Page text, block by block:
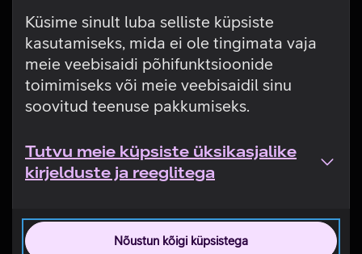
Küsime sinult luba selliste küpsiste
kasutamiseks, mida ei ole tingimata vaja
meie veebisaidi põhifunktsioonide
toimimiseks või meie veebisaidil sinu
soovitud teenuse pakkumiseks.
Tutvu meie küpsiste üksikasjalike
kirjelduste ja reeglitega
Nõustun kõigi küpsistega
Tehniline viga